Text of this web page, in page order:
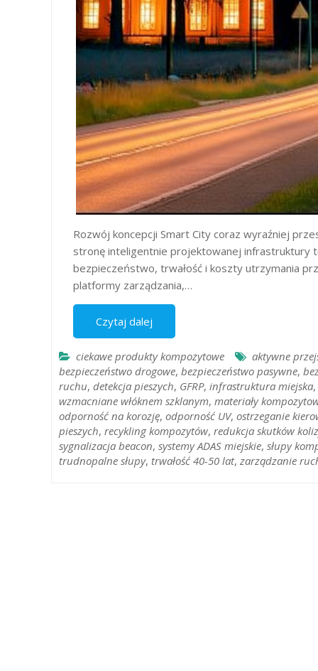
Rozwój koncepcji Smart City coraz wyraźniej
stronę inteligentnie projektowanej infrastruktury
bezpieczeństwo, trwałość i koszty utrzymania
platformy zarządzania,…
Czytaj dalej
ciekawe produkty kompozytowe aktywne
bezpieczeństwo drogowe, bezpieczeństwo pasywne,
ruchu, detekcja pieszych, GFRP, infrastruktura miejska,
wzmacniane włóknem szklanym, materiały
odporność na korozję, odporność UV, ostrzeganie
pieszych, recykling kompozytów, redukcja skutków
sygnalizacja beacon, systemy ADAS miejskie, słupy
trudnopalne słupy, trwałość 40-50 lat, zarządzanie